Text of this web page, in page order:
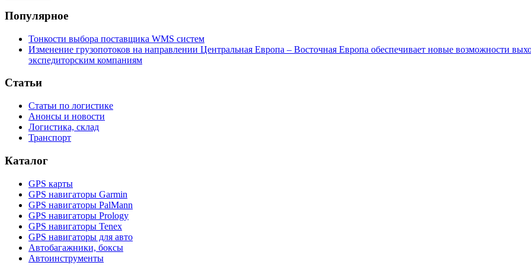
Популярное
Тонкости выбора поставщика WMS систем
Изменение грузопотоков на направлении Центральная Европа – Восточная Европа обеспечивает новые возможности
экспедиторским компаниям
Статьи
Статьи по логистике
Анонсы и новости
Логистика, склад
Транспорт
Каталог
GPS карты
GPS навигаторы Garmin
GPS навигаторы PalMann
GPS навигаторы Prology
GPS навигаторы Tenex
GPS навигаторы для авто
Автобагажники, боксы
Автоинструменты